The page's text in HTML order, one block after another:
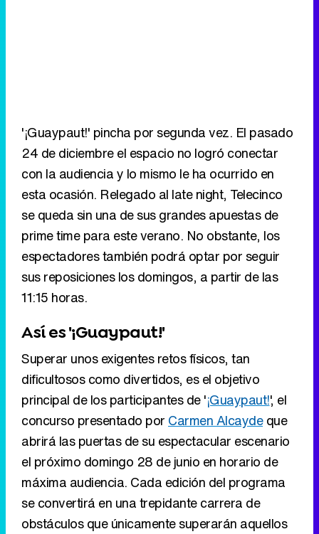
'¡Guaypaut!' pincha por segunda vez. El pasado
24 de diciembre el espacio no logró conectar
con la audiencia y lo mismo le ha ocurrido en
esta ocasión. Relegado al late night, Telecinco
se queda sin una de sus grandes apuestas de
prime time para este verano. No obstante, los
espectadores también podrá optar por seguir
sus reposiciones los domingos, a partir de las
11:15 horas.
Así es '¡Guaypaut!'
Superar unos exigentes retos físicos, tan
dificultosos como divertidos, es el objetivo
principal de los participantes de '¡Guaypaut!', el
concurso presentado por Carmen Alcaydeque
abrirá las puertas de su espectacular escenario
el próximo domingo 28 de junio en horario de
máxima audiencia. Cada edición del programa
se convertirá en una trepidante carrera de
obstáculos que únicamente superarán aquellos